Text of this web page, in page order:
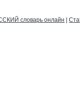
словарь онлайн |